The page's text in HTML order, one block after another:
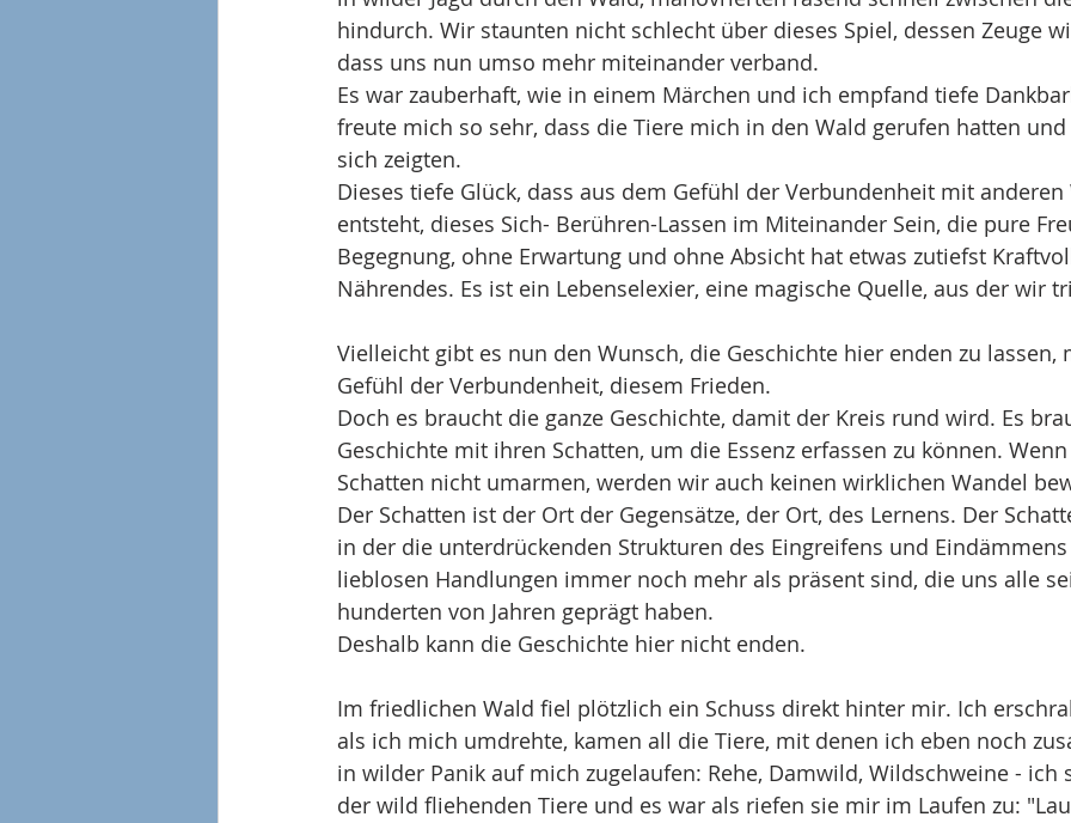
hindurch. Wir staunten nicht schlecht über dieses Spiel, dessen Zeuge
dass uns nun umso mehr miteinander verband.
Es war zauberhaft, wie in einem Märchen und ich empfand tiefe
freute mich so sehr, dass die Tiere mich in den Wald gerufen hatten
sich zeigten.
Dieses tiefe Glück, dass aus dem Gefühl der Verbundenheit mit anderen
entsteht, dieses Sich- Berühren-Lassen im Miteinander Sein, die pure
Begegnung, ohne Erwartung und ohne Absicht hat etwas zutiefst
Nährendes. Es ist ein Lebenselexier, eine magische Quelle, aus der wir
Vielleicht gibt es nun den Wunsch, die Geschichte hier enden zu lassen,
Gefühl der Verbundenheit, diesem Frieden.
Doch es braucht die ganze Geschichte, damit der Kreis rund wird. Es
Geschichte mit ihren Schatten, um die Essenz erfassen zu können.
Schatten nicht umarmen, werden wir auch keinen wirklichen Wandel
Der Schatten ist der Ort der Gegensätze, der Ort, des Lernens. Der
in der die unterdrückenden Strukturen des Eingreifens und
lieblosen Handlungen immer noch mehr als präsent sind, die uns alle
hunderten von Jahren geprägt haben.
Deshalb kann die Geschichte hier nicht enden.
Im friedlichen Wald fiel plötzlich ein Schuss direkt hinter mir. Ich
als ich mich umdrehte, kamen all die Tiere, mit denen ich eben noch
in wilder Panik auf mich zugelaufen: Rehe, Damwild, Wildschweine - ich
der wild fliehenden Tiere und es war als riefen sie mir im Laufen zu: